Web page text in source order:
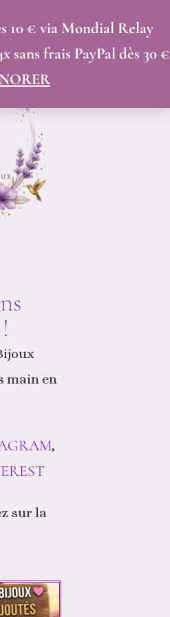
10 € via Mondial Relay
sans frais PayPal dès 30 €
main en
,
sur la